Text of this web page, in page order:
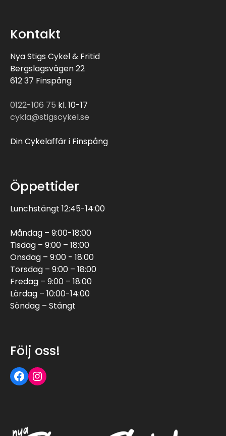
Kontakt
Nya Stigs Cykel & Fritid
Bergslagsvägen 22
612 37 Finspång
0122-106 75 kl. 10-17
cykla@stigscykel.se
Din Cykelaffär i Finspång
Öppettider
Lunchstängt 12:45-14:00
Måndag – 9:00-18:00
Tisdag – 9:00 – 18:00
Onsdag – 9:00 - 18:00
Torsdag – 9:00 – 18:00
Fredag – 9:00 – 18:00
Lördag – 10:00-14:00
Söndag – Stängt
Följ oss!
Följ oss på Facebook
Följ oss på Instagram